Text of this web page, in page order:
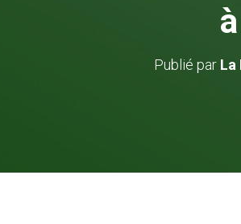
Publié par La